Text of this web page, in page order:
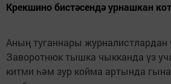
Крекшино бистәсендә урнашкан
Аның туганнары журналистлардан
Заворотнюк тышка чыкканда үз
китми һәм зур койма артында